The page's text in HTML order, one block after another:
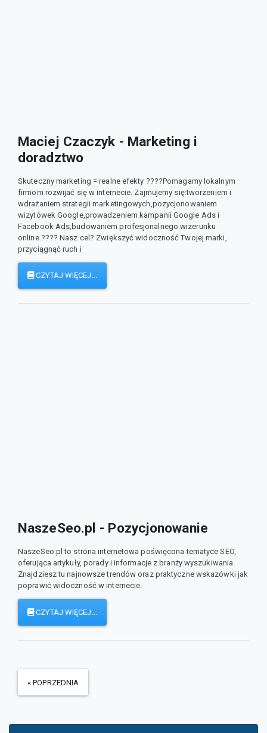
Maciej Czaczyk - Marketing i
doradztwo
Skuteczny marketing = realne efekty ????Pomagamy lokalnym
firmom rozwijać się w internecie. Zajmujemy się:tworzeniem i
wdrażaniem strategii marketingowych,pozycjonowaniem
wizytówek Google,prowadzeniem kampanii Google Ads i
Facebook Ads,budowaniem profesjonalnego wizerunku
online.???? Nasz cel? Zwiększyć widoczność Twojej marki,
przyciągnąć ruch i
CZYTAJ WIĘCEJ...
NaszeSeo.pl - Pozycjonowanie
NaszeSeo.pl to strona internetowa poświęcona tematyce SEO,
oferująca artykuły, porady i informacje z branży wyszukiwania.
Znajdziesz tu najnowsze trendów oraz praktyczne wskazówki jak
poprawić widoczność w internecie.
CZYTAJ WIĘCEJ...
« POPRZEDNIA